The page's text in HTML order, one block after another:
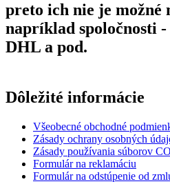
preto ich nie je
napríklad spoločnosti
DHL a pod.
Dôležité informácie
Všeobecné obchodné
Zásady ochrany osobných
Zásady používania súborov
Formulár na reklamáciu
Formulár na odstúpenie od